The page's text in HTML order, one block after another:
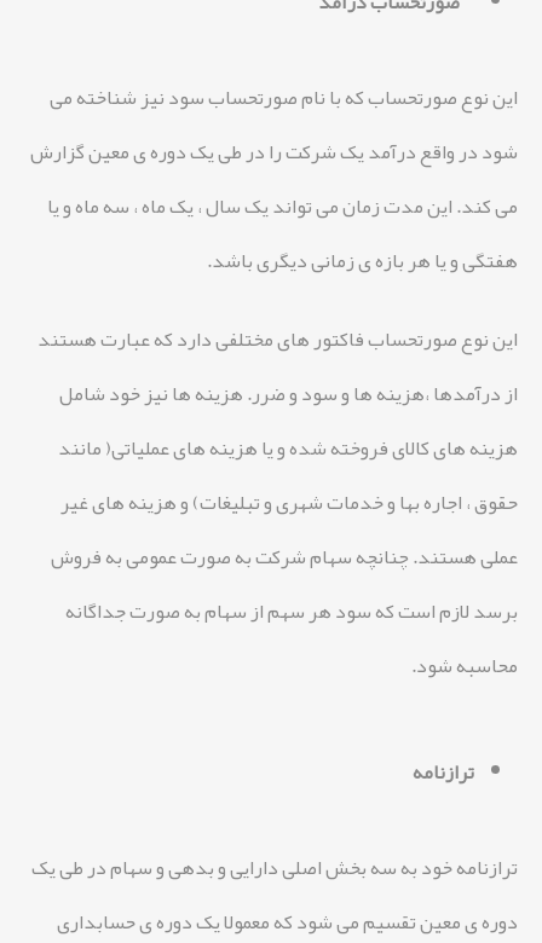
این نوع صورتحساب که با نام صورتحساب سود نیز شناخته می
شود در واقع درآمد یک شرکت را در طی یک دوره ی معین گزارش
می کند. این مدت زمان می تواند یک سال ، یک ماه ، سه ماه و یا
هفتگی و یا هر بازه ی زمانی دیگری باشد.
این نوع صورتحساب فاکتور های مختلفی دارد که عبارت هستند
از درآمدها ،هزینه ها و سود و ضرر. هزینه ها نیز خود شامل
هزینه های کالای فروخته شده و یا هزینه های عملیاتی( مانند
حقوق ، اجاره بها و خدمات شهری و تبلیغات) و هزینه های غیر
عملی هستند. چنانچه سهام شرکت به صورت عمومی به فروش
برسد لازم است که سود هر سهم از سهام به صورت جداگانه
محاسبه شود.
ترازنامه
ترازنامه خود به سه بخش اصلی دارایی و بدهی و سهام در طی یک
دوره ی معین تقسیم می شود که معمولا یک دوره ی حسابداری